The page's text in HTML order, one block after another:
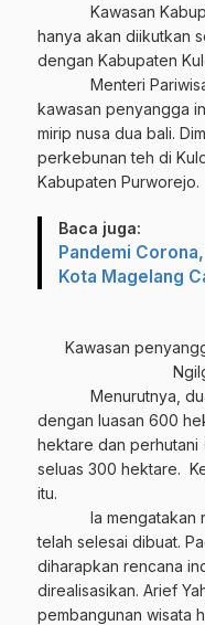
Kawasan
hanya akan diikutkan
dengan Kabupaten
Menteri Pariwisata
kawasan penyangga
mirip nusa dua bali.
perkebunan teh di
Kabupaten Purworejo.
Baca juga:
Pandemi
Kota Magelang
Kawasan
Menurutnya, dua
dengan luasan 600
hektare dan perhutani
seluas 300 hektare.
itu.
Ia mengatakan
telah selesai dibuat.
diharapkan rencana
direalisasikan. Arief
pembangunan wisata